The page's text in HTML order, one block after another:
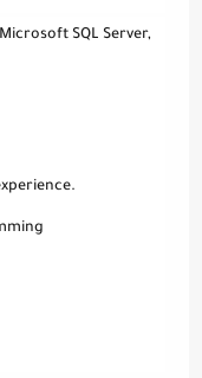
Microsoft SQL Server,